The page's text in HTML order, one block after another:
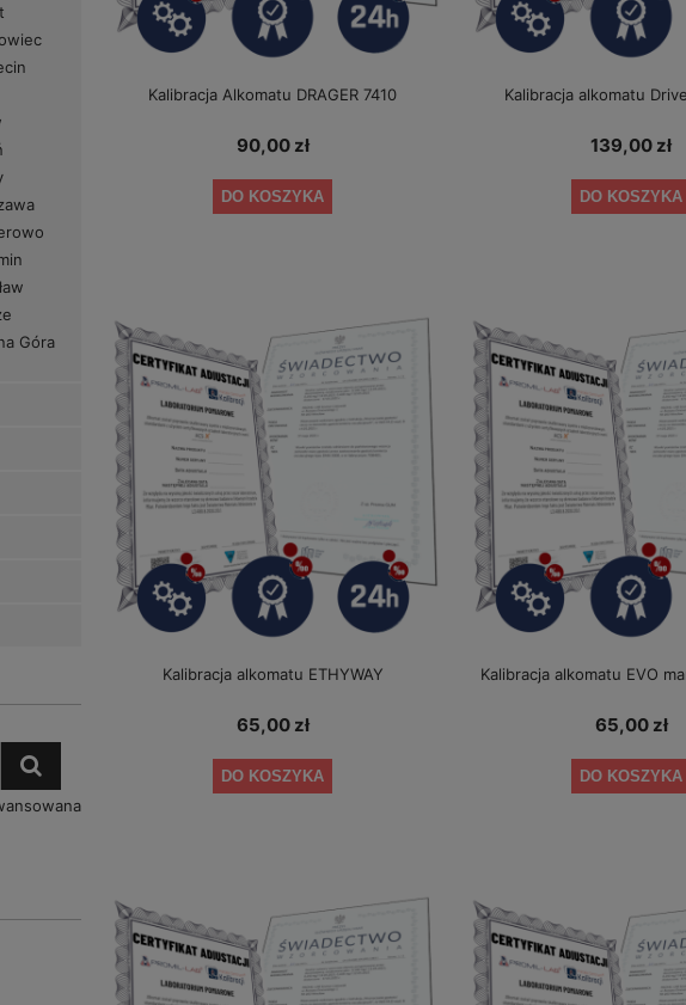
Góra
Kalibracja Alkomatu DRAGER 7410
90,00 zł
DO KOSZYKA
Kalibracja alkomatu
139,00 zł
DO KOSZYKA
Kalibracja alkomatu ETHYWAY
65,00 zł
DO KOSZYKA
Kalibracja alkomatu EVO
65,00 zł
DO KOSZYKA